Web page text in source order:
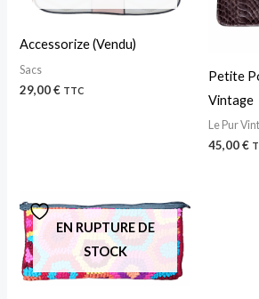
Accessorize (Vendu)
Sacs
29,00€ TTC
Petite
Vintage
Le Pur
45,00€
EN RUPTURE DE
STOCK